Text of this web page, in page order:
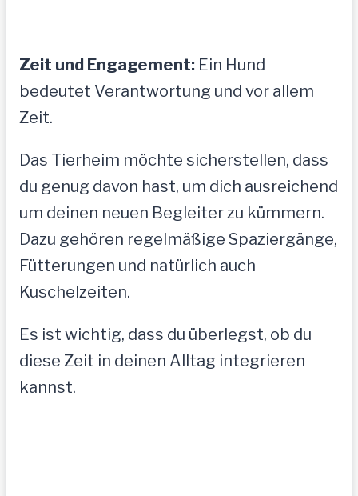
Zeit und Engagement: Ein Hund
bedeutet Verantwortung und vor allem
Zeit.
Das Tierheim möchte sicherstellen, dass
du genug davon hast, um dich ausreichend
um deinen neuen Begleiter zu kümmern.
Dazu gehören regelmäßige Spaziergänge,
Fütterungen und natürlich auch
Kuschelzeiten.
Es ist wichtig, dass du überlegst, ob du
diese Zeit in deinen Alltag integrieren
kannst.